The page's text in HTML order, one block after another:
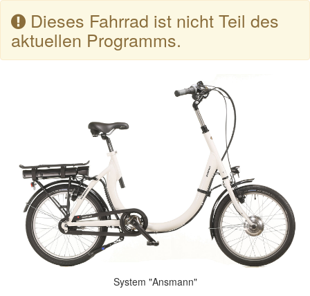
Dieses Fahrrad ist nicht Teil des
aktuellen Programms.
System "Ansmann"